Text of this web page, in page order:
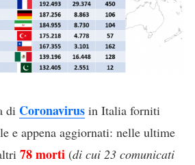
di Coronavirus in Italia forniti
e appena aggiornati: nelle ultime
78 morti (di cui 23 comunicati